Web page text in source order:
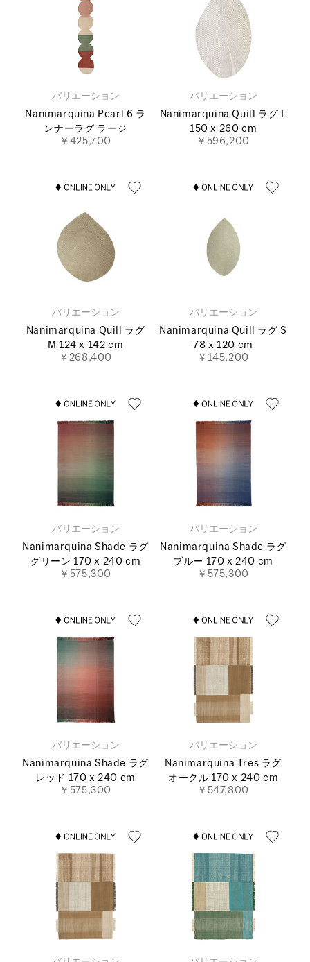
バリエーション
Nanimarquina Pearl 6 ラ
ンナーラグ ラージ
￥425,700
バリエーション
Nanimarquina Quill ラグ L
150 x 260 cm
￥596,200
バリエーション
Nanimarquina Quill ラグ
M 124 x 142 cm
￥268,400
バリエーション
Nanimarquina Quill ラグ S
78 x 120 cm
￥145,200
バリエーション
Nanimarquina Shade ラグ
グリーン 170 x 240 cm
￥575,300
バリエーション
Nanimarquina Shade ラグ
ブルー 170 x 240 cm
￥575,300
バリエーション
Nanimarquina Shade ラグ
レッド 170 x 240 cm
￥575,300
バリエーション
Nanimarquina Tres ラグ
オークル 170 x 240 cm
￥547,800